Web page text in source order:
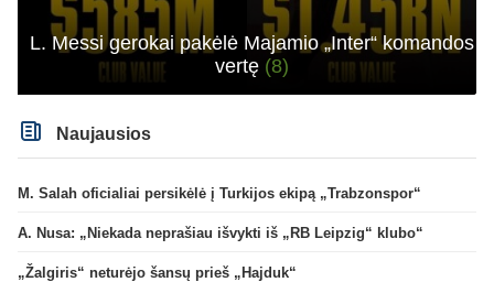
L. Messi gerokai pakėlė Majamio „Inter“ komandos
vertę (8)
Naujausios
M. Salah oficialiai persikėlė į Turkijos ekipą „Trabzonspor“
A. Nusa: „Niekada neprašiau išvykti iš „RB Leipzig“ klubo“
„Žalgiris“ neturėjo šansų prieš „Hajduk“